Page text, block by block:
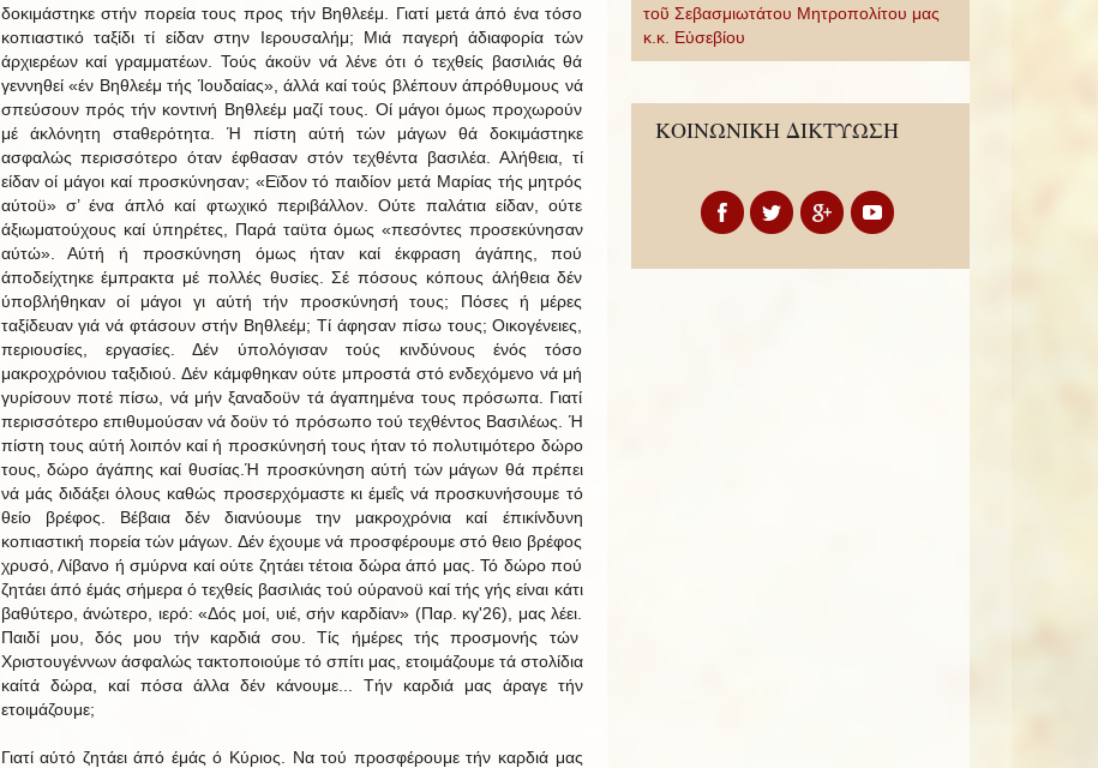
δοκιμάστηκε στήν πορεία τους προς τήν Βηθλεέμ. Γιατί μετά άπό ένα τόσο
κοπιαστικό ταξίδι τί είδαν στην Ιερουσαλήμ; Μιά παγερή άδιαφορία τών
άρχιερέων καί γραμματέων. Τούς άκοϋν νά λένε ότι ό τεχθείς βασιλιάς θά
γεννηθεί «έν Βηθλεέμ τής Ίουδαίας», άλλά καί τούς βλέπουν άπρόθυμους νά
σπεύσουν πρός τήν κοντινή Βηθλεέμ μαζί τους. Οί μάγοι όμως προχωρούν
μέ άκλόνητη σταθερότητα. Ή πίστη αύτή τών μάγων θά δοκιμάστηκε
ασφαλώς περισσότερο όταν έφθασαν στόν τεχθέντα βασιλέα. Αλήθεια, τί
είδαν οί μάγοι καί προσκύνησαν; «Εϊδον τό παιδίον μετά Μαρίας τής μητρός
αύτοϋ» σ’ ένα άπλό καί φτωχικό περιβάλλον. Ούτε παλάτια είδαν, ούτε
άξιωματούχους καί ύπηρέτες, Παρά ταϋτα όμως «πεσόντες προσεκύνησαν
αύτώ». Αύτή ή προσκύνηση όμως ήταν καί έκφραση άγάπης, πού
άποδείχτηκε έμπρακτα μέ πολλές θυσίες. Σέ πόσους κόπους άλήθεια δέν
ύποβλήθηκαν οί μάγοι γι αύτή τήν προσκύνησή τους; Πόσες ή μέρες
ταξίδευαν γιά νά φτάσουν στήν Βηθλεέμ; Τί άφησαν πίσω τους; Οικογένειες,
περιουσίες, εργασίες. Δέν ύπολόγισαν τούς κινδύνους ένός τόσο
μακροχρόνιου ταξιδιού. Δέν κάμφθηκαν ούτε μπροστά στό ενδεχόμενο νά μή
γυρίσουν ποτέ πίσω, νά μήν ξαναδοϋν τά άγαπημένα τους πρόσωπα. Γιατί
περισσότερο επιθυμούσαν νά δοϋν τό πρόσωπο τού τεχθέντος Βασιλέως. Ή
πίστη τους αύτή λοιπόν καί ή προσκύνησή τους ήταν τό πολυτιμότερο δώρο
τους, δώρο άγάπης καί θυσίας.Ή προσκύνηση αύτή τών μάγων θά πρέπει
νά μάς διδάξει όλους καθώς προσερχόμαστε κι έμεΐς νά προσκυνήσουμε τό
θείο βρέφος. Βέβαια δέν διανύουμε την μακροχρόνια καί έπικίνδυνη
κοπιαστική πορεία τών μάγων. Δέν έχουμε νά προσφέρουμε στό θειο βρέφος
χρυσό, Λίβανο ή σμύρνα καί ούτε ζητάει τέτοια δώρα άπό μας. Τό δώρο πού
ζητάει άπό έμάς σήμερα ό τεχθείς βασιλιάς τού ούρανοϋ καί τής γής είναι κάτι
βαθύτερο, άνώτερο, ιερό: «Δός μοί, υιέ, σήν καρδίαν» (Παρ. κγ'26), μας λέει.
Παιδί μου, δός μου τήν καρδιά σου. Τίς ήμέρες τής προσμονής τών
Χριστουγέννων άσφαλώς τακτοποιούμε τό σπίτι μας, ετοιμάζουμε τά στολίδια
καίτά δώρα, καί πόσα άλλα δέν κάνουμε... Τήν καρδιά μας άραγε τήν
ετοιμάζουμε;
Γιατί αύτό ζητάει άπό έμάς ό Κύριος. Να τού προσφέρουμε τήν καρδιά μας
τοῦ Σεβασμιωτάτου Μητροπολίτου μας
κ.κ. Εὐσεβίου
ΚΟΙΝΩΝΙΚΗ ΔΙΚΤΥΩΣΗ